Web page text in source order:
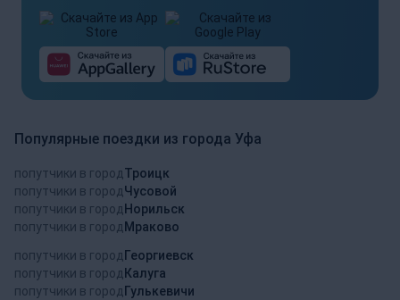
Популярные поездки из города Уфа
попутчики в городТроицк
попутчики в городЧусовой
попутчики в город Норильск
попутчики в город Мраково
попутчики в город Георгиевск
попутчики в город Калуга
попутчики в город Гулькевичи